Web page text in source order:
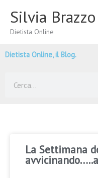
contenuto
Silvia Brazzo
Dietista Online
Dietista Online, il Blog.
La Settimana